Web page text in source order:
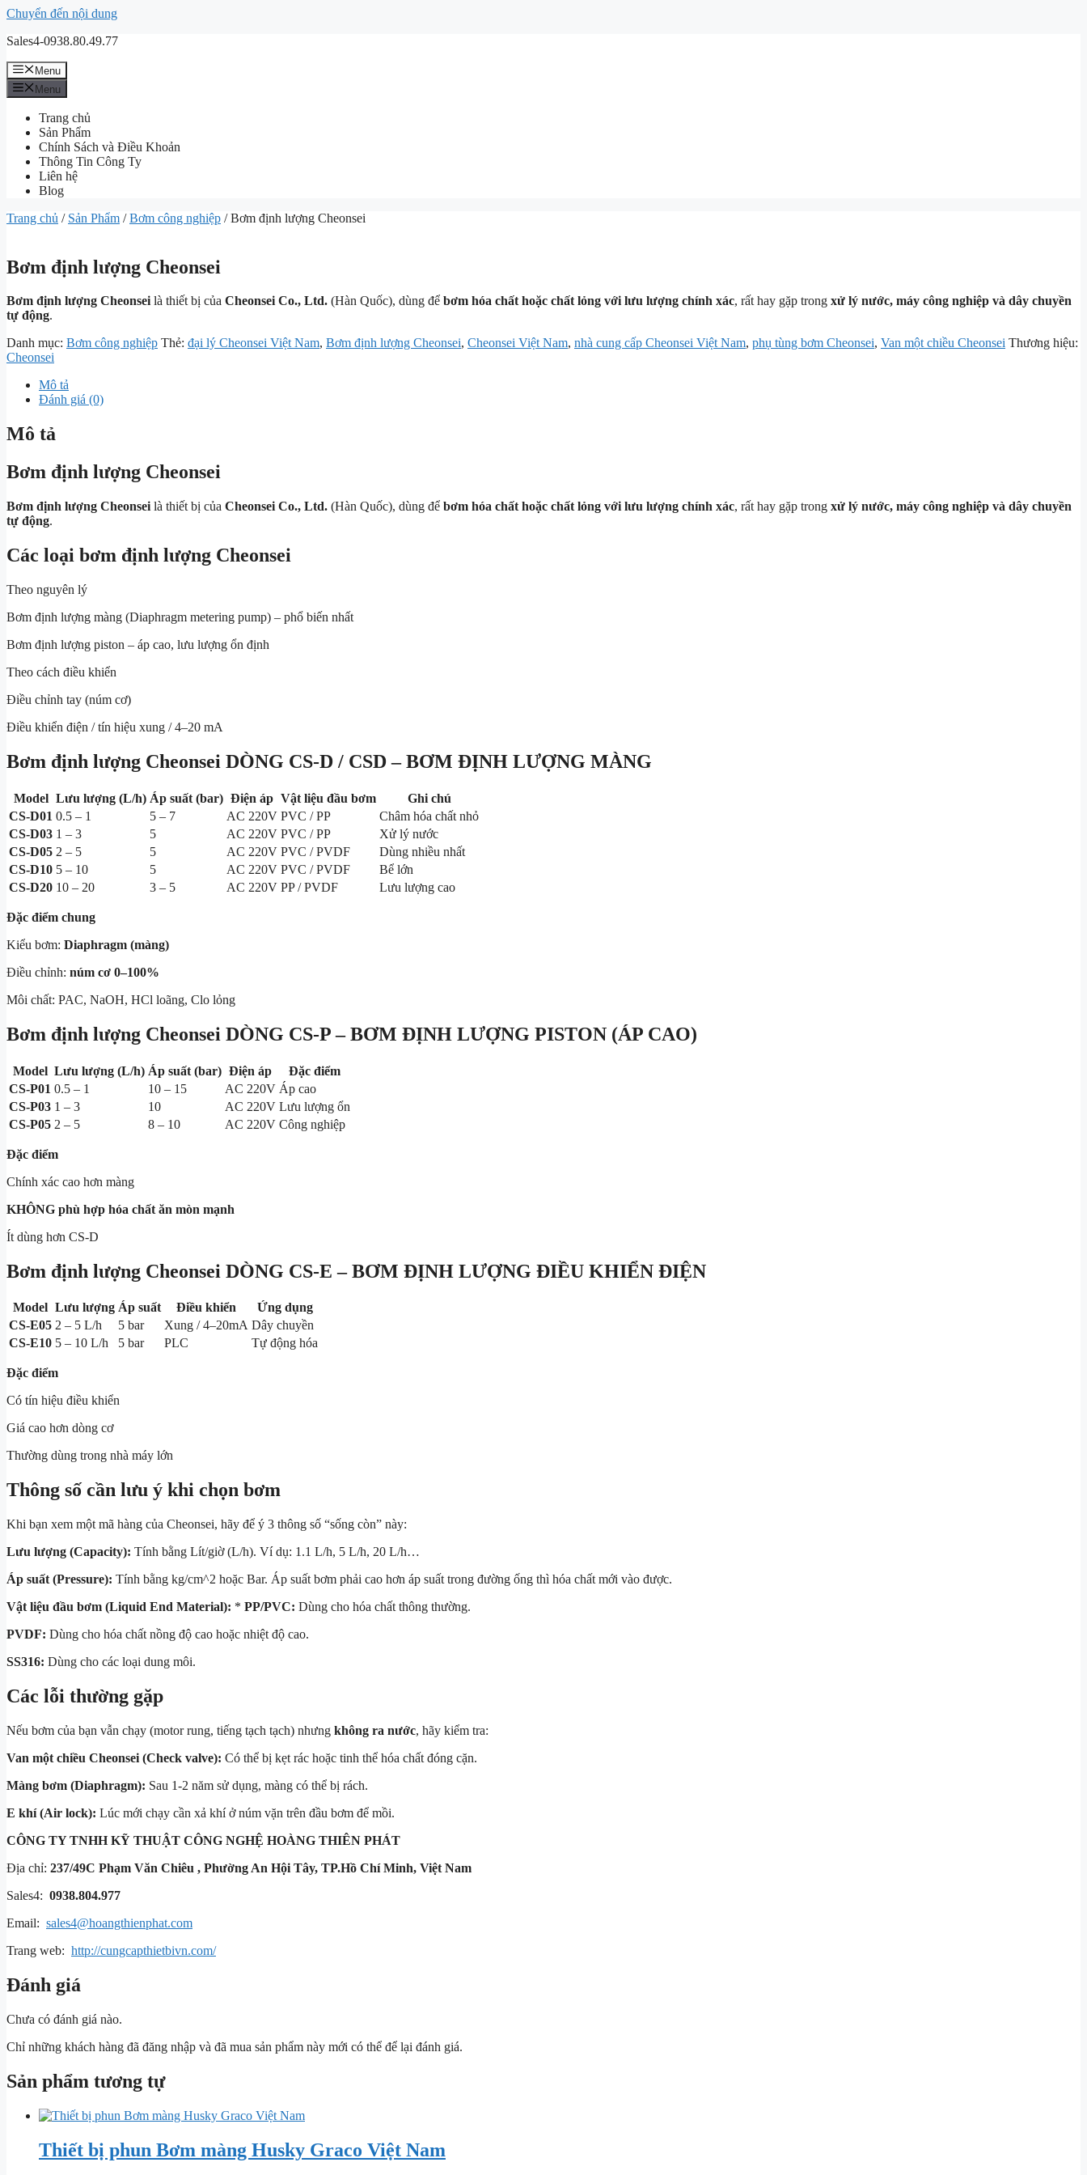
Chuyển đến nội dung
Sales4-0938.80.49.77
Menu
Menu
Trang chủ
Sản Phẩm
Chính Sách và Điều Khoản
Thông Tin Công Ty
Liên hệ
Blog
Trang chủ / Sản Phẩm /Bơm công nghiệp / Bơm định lượng Cheonsei
Bơm định lượng Cheonsei
Bơm định lượng Cheonseilà thiết bị của Cheonsei Co., Ltd. (Hàn Quốc), dùng để bơm hóa chất hoặc chất lỏng với lưu lượng chính xác, rất hay gặp trong xử lý nước, máy công nghiệp và dây chuyền
tự động.
Danh mục: Bơm công nghiệp Thẻ: đại lý Cheonsei Việt Nam, Bơm định lượng Cheonsei, Cheonsei Việt Nam, nhà cung cấp Cheonsei Việt Nam, phụ tùng bơm Cheonsei, Van một chiều Cheonsei Thương hiệu:
Cheonsei
Mô tả
Đánh giá (0)
Mô tả
Bơm định lượng Cheonsei
Bơm định lượng Cheonsei là thiết bị của Cheonsei Co., Ltd. (Hàn Quốc), dùng để bơm hóa chất hoặc chất lỏng với lưu lượng chính xác, rất hay gặp trong xử lý nước, máy công nghiệp và dây chuyền
tự động.
Các loại bơm định lượng Cheonsei
Theo nguyên lý
Bơm định lượng màng (Diaphragm metering pump) – phổ biến nhất
Bơm định lượng piston – áp cao, lưu lượng ổn định
Theo cách điều khiển
Điều chỉnh tay (núm cơ)
Điều khiển điện / tín hiệu xung / 4–20 mA
Bơm định lượng Cheonsei DÒNG CS-D / CSD – BƠM ĐỊNH LƯỢNG MÀNG
Model Lưu lượng (L/h) Áp suất (bar) Điện áp Vật liệu đầu bơm
Ghi chú
CS-D01 0.5 – 1 5 – 7 AC 220V PVC / PP
Châm hóa chất nhỏ
CS-D03 1 – 3 5 AC 220V PVC / PP
Xử lý nước
CS-D05 2 – 5 5 AC 220V PVC / PVDF
Dùng nhiều nhất
CS-D10 5 – 10 5 AC 220V PVC / PVDF
Bể lớn
CS-D20 10 – 20 3 – 5 AC 220V PP / PVDF Lưu lượng cao
Đặc điểm chung
Kiểu bơm: Diaphragm (màng)
Điều chỉnh: núm cơ 0–100%
Môi chất: PAC, NaOH, HCl loãng, Clo lỏng
Bơm định lượng Cheonsei DÒNG CS-P – BƠM ĐỊNH LƯỢNG PISTON (ÁP CAO)
Model Lưu lượng (L/h) Áp suất (bar) Điện áp
Đặc điểm
CS-P01 0.5 – 1 10 – 15 AC 220V Áp cao
CS-P03 1 – 3 10 AC 220V Lưu lượng ổn
CS-P05 2 – 5 8 – 10 AC 220V Công nghiệp
Đặc điểm
Chính xác cao hơn màng
KHÔNG phù hợp hóa chất ăn mòn mạnh
Ít dùng hơn CS-D
Bơm định lượng Cheonsei DÒNG CS-E – BƠM ĐỊNH LƯỢNG ĐIỀU KHIỂN ĐIỆN
Model Lưu lượng Áp suất Điều khiển
Ứng dụng
CS-E05 2 – 5 L/h 5 bar Xung / 4–20mA Dây chuyền
CS-E10 5 – 10 L/h 5 bar PLC Tự động hóa
Đặc điểm
Có tín hiệu điều khiển
Giá cao hơn dòng cơ
Thường dùng trong nhà máy lớn
Thông số cần lưu ý khi chọn bơm
Khi bạn xem một mã hàng của Cheonsei, hãy để ý 3 thông số “sống còn” này:
Lưu lượng (Capacity): Tính bằng Lít/giờ (L/h). Ví dụ: 1.1 L/h, 5 L/h, 20 L/h…
Áp suất (Pressure): Tính bằng kg/cm^2 hoặc Bar. Áp suất bơm phải cao hơn áp suất trong đường ống thì hóa chất mới vào được.
Vật liệu đầu bơm (Liquid End Material): * PP/PVC: Dùng cho hóa chất thông thường.
PVDF: Dùng cho hóa chất nồng độ cao hoặc nhiệt độ cao.
SS316: Dùng cho các loại dung môi.
Các lỗi thường gặp
Nếu bơm của bạn vẫn chạy (motor rung, tiếng tạch tạch) nhưng không ra nước, hãy kiểm tra:
Van một chiều Cheonsei (Check valve): Có thể bị kẹt rác hoặc tinh thể hóa chất đóng cặn.
Màng bơm (Diaphragm): Sau 1-2 năm sử dụng, màng có thể bị rách.
E khí (Air lock): Lúc mới chạy cần xả khí ở núm vặn trên đầu bơm để mồi.
CÔNG TY TNHH KỸ THUẬT CÔNG NGHỆ HOÀNG THIÊN PHÁT
Địa chỉ: 237/49C Phạm Văn Chiêu , Phường An Hội Tây, TP.Hồ Chí Minh, Việt Nam
Sales4: 0938.804.977
Email: sales4@hoangthienphat.com
Trang web: http://cungcapthietbivn.com/
Đánh giá
Chưa có đánh giá nào.
Chỉ những khách hàng đã đăng nhập và đã mua sản phẩm này mới có thể để lại đánh giá.
Sản phẩm tương tự
Thiết bị phun Bơm màng Husky Graco Việt Nam